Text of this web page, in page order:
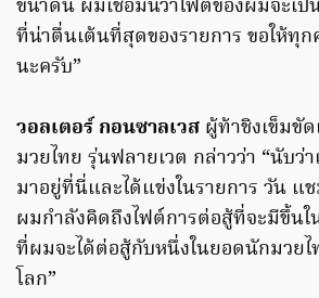
ขนาดนี้ ผมเชื่อมั่นว่าไฟต์ของผมจะเ
ที่น่าตื่นเต้นที่สุดของรายการ ขอให้ทุ
นะครับ”
วอลเตอร์ กอนซาลเวส ผู้ท้าชิงเข็มขั
มวยไทย รุ่นฟลายเวต กล่าวว่า “นับว่
มาอยู่ที่นี่และได้แข่งในรายการ วัน
ผมกำลังคิดถึงไฟต์การต่อสู้ที่จะมีขึ้น
ที่ผมจะได้ต่อสู้กับหนึ่งในยอดนักมวยไ
โลก”